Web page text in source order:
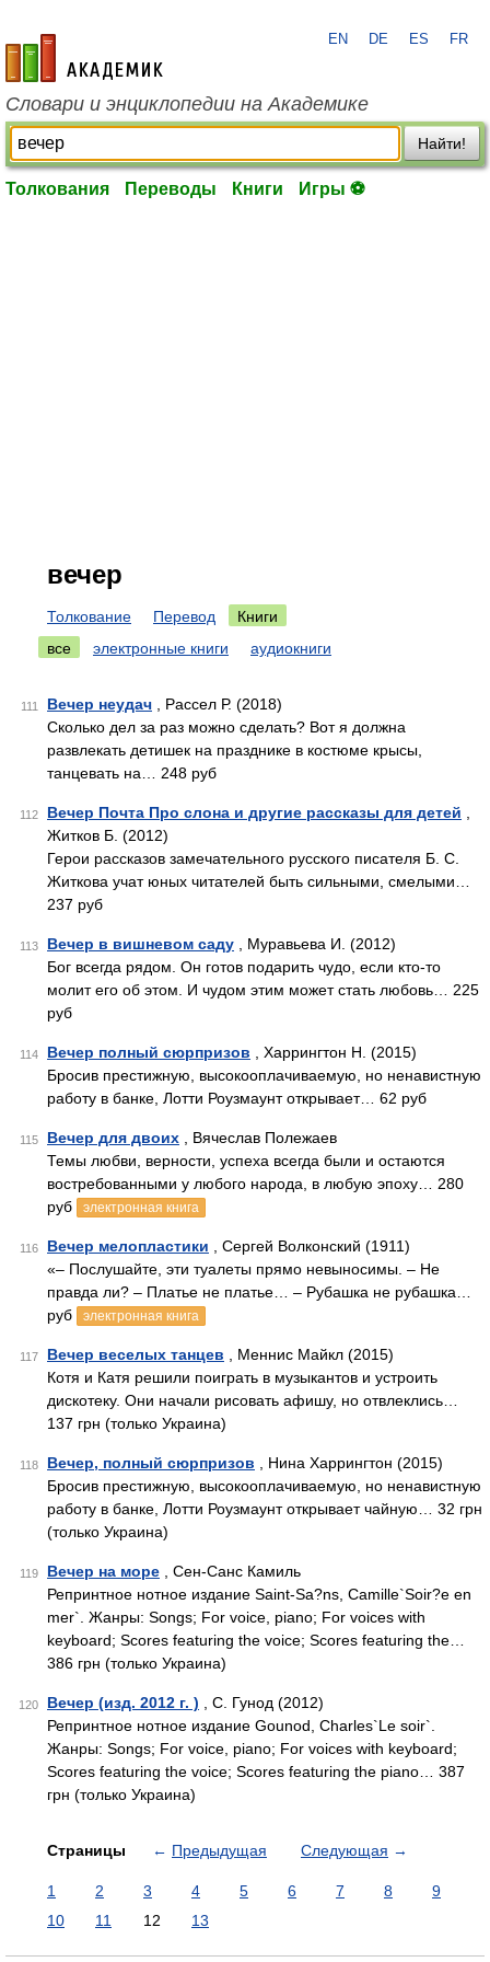
academic.ru
EN DE ES FR
Словари и энциклопедии на Академике
Найти!
Толкования Переводы Книги Игры ⚽
вечер
Толкование Перевод
Книги
все
электронные книги аудиокниги
111 Вечер неудач , Рассел Р. (2018)
Сколько дел за раз можно сделать? Вот я должна
развлекать детишек на празднике в костюме крысы,
танцевать на… 248 руб
112 Вечер Почта Про слона и другие рассказы для детей
Житков Б. (2012)
Герои рассказов замечательного русского писателя Б. С.
Житкова учат юных читателей быть сильными, смелыми…
237 руб
113 Вечер в вишневом саду , Муравьева И. (2012)
Бог всегда рядом. Он готов подарить чудо, если кто-то
молит его об этом. И чудом этим может стать любовь… 225
руб
114 Вечер полный сюрпризов , Харрингтон Н. (2015)
Бросив престижную, высокооплачиваемую, но ненавистную
работу в банке, Лотти Роузмаунт открывает… 62 руб
115 Вечер для двоих , Вячеслав Полежаев
Темы любви, верности, успеха всегда были и остаются
востребованными у любого народа, в любую эпоху… 280
руб
электронная книга
116 Вечер мелопластики , Сергей Волконский (1911)
«– Послушайте, эти туалеты прямо невыносимы. – Не
правда ли? – Платье не платье… – Рубашка не рубашка…
руб
электронная книга
117 Вечер веселых танцев , Меннис Майкл (2015)
Котя и Катя решили поиграть в музыкантов и устроить
дискотеку. Они начали рисовать афишу, но отвлеклись…
137 грн (только Украина)
118 Вечер, полный сюрпризов , Нина Харрингтон (2015)
Бросив престижную, высокооплачиваемую, но ненавистную
работу в банке, Лотти Роузмаунт открывает чайную… 32 грн
(только Украина)
119 Вечер на море , Сен-Санс Камиль
Репринтное нотное издание Saint-Sa?ns, Camille`Soir?e en
mer`. Жанры: Songs; For voice, piano; For voices with
keyboard; Scores featuring the voice; Scores featuring the…
386 грн (только Украина)
120 Вечер (изд. 2012 г. ) , С. Гунод (2012)
Репринтное нотное издание Gounod, Charles`Le soir`.
Жанры: Songs; For voice, piano; For voices with keyboard;
Scores featuring the voice; Scores featuring the piano… 387
грн (только Украина)
Страницы ← Предыдущая Следующая →
1 2 3 4 5 6 7 8
9
10
11 12 13